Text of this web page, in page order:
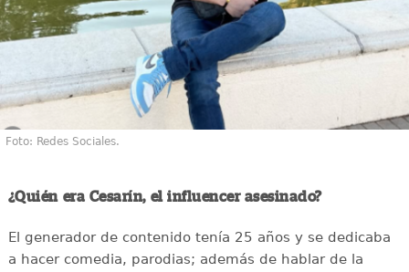
Foto: Redes Sociales.
¿Quién era Cesarín, el influencer asesinado?
El generador de contenido tenía 25 años y se dedicaba
a hacer comedia, parodias; además de hablar de la